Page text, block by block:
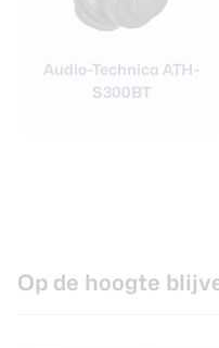
Audio-Technica ATH-
S300BT
Op de hoogte